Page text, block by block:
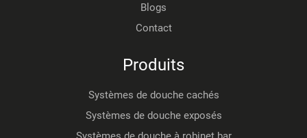
Blogs
Contact
Produits
Systèmes de douche cachés
Systèmes de douche exposés